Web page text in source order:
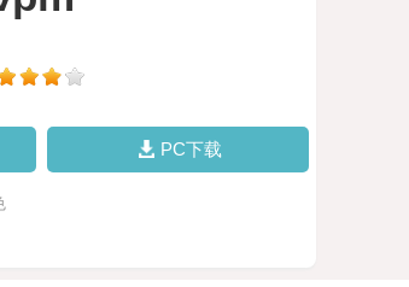
PC下载